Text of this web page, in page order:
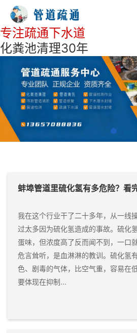
专注疏通下水道
化粪池清理30年
蚌埠管道里硫化氢有多危险？看
我在这个行业干了二十多年，从一线
过太多因为硫化氢造成的事故。硫化
蛋味，但浓度高了反而闻不到，一口
危言耸听，是血淋淋的教训。硫化氢
色、剧毒的气体，比空气重，容易在
要体现在抑制...